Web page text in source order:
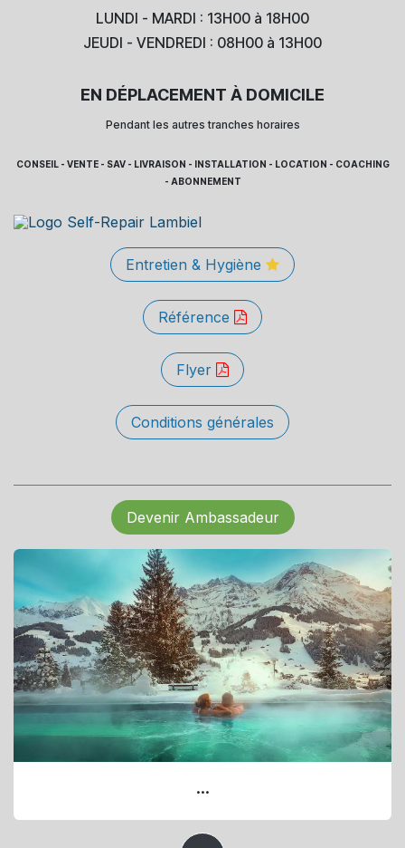
LUNDI - MARDI : 13H00 à 18H00
JEUDI - VENDREDI : 08H00 à 13H00
EN DÉPLACEMENT À DOMICILE
Pendant les autres tranches horaires
CONSEIL - VENTE - SAV - LIVRAISON - INSTALLATION - LOCATION - COACHING
- ABONNEMENT
Entretien & Hygiène
Référence
Flyer
Conditions générales
Devenir Ambassadeur
...